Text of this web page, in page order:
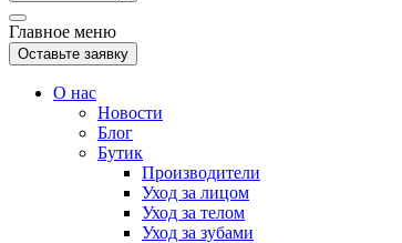
Главное меню
Оставьте заявку
О нас
Новости
Блог
Бутик
Производители
Уход за лицом
Уход за телом
Уход за зубами